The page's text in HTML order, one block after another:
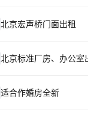
北京宏声桥门面出租
北京标准厂房、办公室
适合作婚房全新